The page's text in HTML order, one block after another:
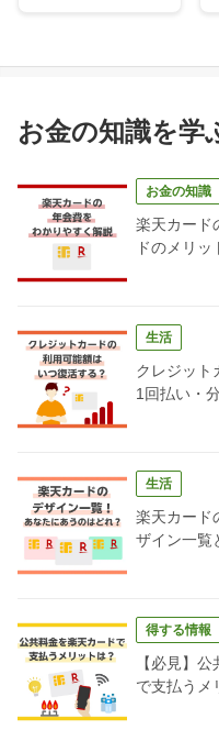
お金の知識を学
お金の知識
楽天カード
ドのメリ
生活
クレジット
1回払い・
生活
楽天カード
ザイン一覧
得する情報
【必見】
で支払うメ